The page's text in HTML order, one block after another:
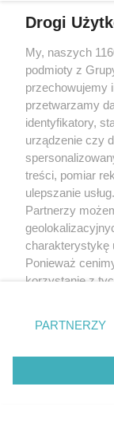
EWA WOYDYŁŁO
Ewa
Świątek.
ZOBACZ
Drogi
My, naszych
podmioty z
przechowujemy
przetwarzamy
identyfikatory,
urządzenie czy
treści, pomiar
ulepszanie
Partnerzy
charakterystykę
Ponieważ
korzystanie z
zmienić/
znajdujący się
rodzaje
użytkownika,
przetwarzaniu.
PARTNERZY